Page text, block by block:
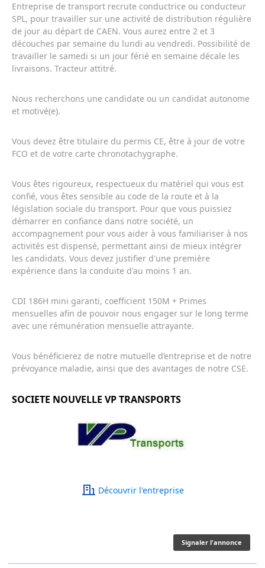
Entreprise de transport recrute conductrice ou conducteur
SPL, pour travailler sur une activité de distribution régulière
de jour au départ de CAEN. Vous aurez entre 2 et 3
découches par semaine du lundi au vendredi. Possibilité de
travailler le samedi si un jour férié en semaine décale les
livraisons. Tracteur attitré.
Nous recherchons une candidate ou un candidat autonome
et motivé(e).
Vous devez être titulaire du permis CE, être à jour de votre
FCO et de votre carte chronotachygraphe.
Vous êtes rigoureux, respectueux du matériel qui vous est
confié, vous êtes sensible au code de la route et à la
législation sociale du transport. Pour que vous puissiez
démarrer en confiance dans notre société, un
accompagnement pour vous aider à vous familiariser à nos
activités est dispensé, permettant ainsi de mieux intégrer
les candidats. Vous devez justifier d'une première
expérience dans la conduite d'au moins 1 an.
CDI 186H mini garanti, coefficient 150M + Primes
mensuelles afin de pouvoir nous engager sur le long terme
avec une rémunération mensuelle attrayante.
Vous bénéficierez de notre mutuelle d’entreprise et de notre
prévoyance maladie, ainsi que des avantages de notre CSE.
SOCIETE NOUVELLE VP TRANSPORTS
Découvrir l'entreprise
Signaler l'annonce